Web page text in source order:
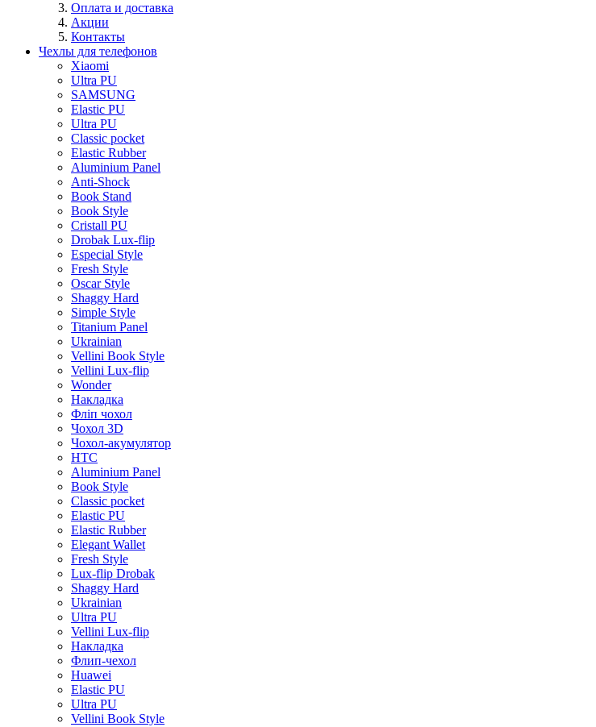
Оплата и доставка
Акции
Контакты
Чехлы для телефонов
Xiaomi
Ultra PU
SAMSUNG
Elastic PU
Ultra PU
Classic pocket
Elastic Rubber
Aluminium Panel
Anti-Shock
Book Stand
Book Style
Cristall PU
Drobak Lux-flip
Especial Style
Fresh Style
Oscar Style
Shaggy Hard
Simple Style
Titanium Panel
Ukrainian
Vellini Book Style
Vellini Lux-flip
Wonder
Накладка
Фліп чохол
Чохол 3D
Чохол-акумулятор
HTC
Aluminium Panel
Book Style
Classic pocket
Elastic PU
Elastic Rubber
Elegant Wallet
Fresh Style
Lux-flip Drobak
Shaggy Hard
Ukrainian
Ultra PU
Vellini Lux-flip
Накладка
Флип-чехол
Huawei
Elastic PU
Ultra PU
Vellini Book Style